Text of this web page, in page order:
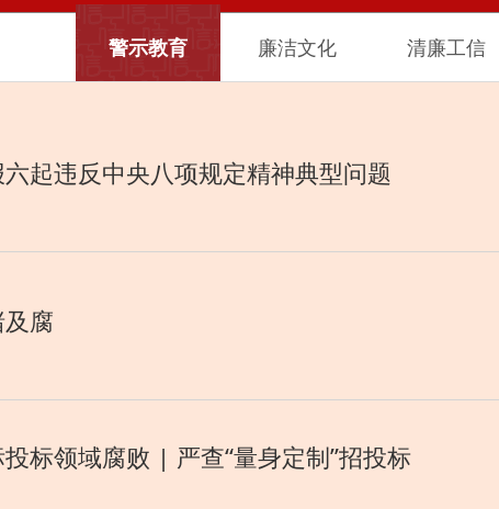
廉洁教育
警示教育 廉洁文化 清廉工信
起违反中央八项规定精神典型问题
腐
标领域腐败 | 严查“量身定制”招投标